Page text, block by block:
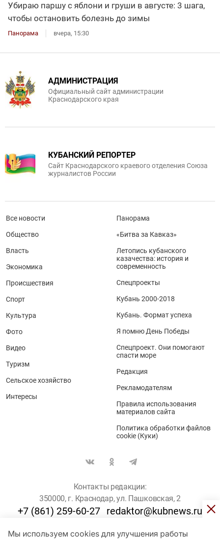
Убираю паршу с яблони и груши в августе: 3 шага,
чтобы остановить болезнь до зимы
Панорама вчера, 15:30
Мы используем cookies для улучшения работы
АДМИНИСТРАЦИЯ
Официальный сайт администрации
Краснодарского края
КУБАНСКИЙ РЕПОРТЕР
Сайт Краснодарского краевого отделения Союза
журналистов России
Все новости
Общество
Власть
Экономика
Происшествия
Спорт
Культура
Фото
Видео
Туризм
Сельское хозяйство
Интересы
Панорама
«Битва за Кавказ»
Летопись кубанского
казачества: история и
современность
Спецпроекты
Кубань 2000-2018
Кубань. Формат успеха
Я помню День Победы
Спецпроект. Они помогают
спасти море
Редакция
Рекламодателям
Правила использования
материалов сайта
Политика обработки файлов
cookie (Куки)
Контакты редакции:
350000, г. Краснодар, ул. Пашковская, 2
+7 (861) 259-60-27 redaktor@kubnews.ru
Для пользователей старше 16 лет